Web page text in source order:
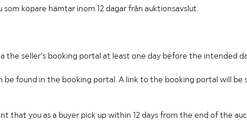
köpare hämtar inom 12 dagar från auktionsavslut.
the seller's booking portal at least one day before the intended
be found in the booking portal. A link to the booking portal will be
that you as a buyer pick up within 12 days from the end of the